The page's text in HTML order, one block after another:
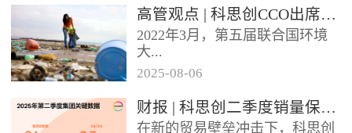
各类促销节点临近，手机护套行
业迎来传统销售旺季，市场对高
品质、高性能产品的需求持续走
高。华...
高管观点 | 科思创CCO出席全球塑料公约大会
2022年3月，第五届联合国环境
大...
会决定成立政府间谈判委员会
（INC），计划通过5次会议在
2025-08-06
财报 | 科思创二季度销量保持稳定，但动荡环境拖累业绩
在新的贸易壁垒冲击下，科思创